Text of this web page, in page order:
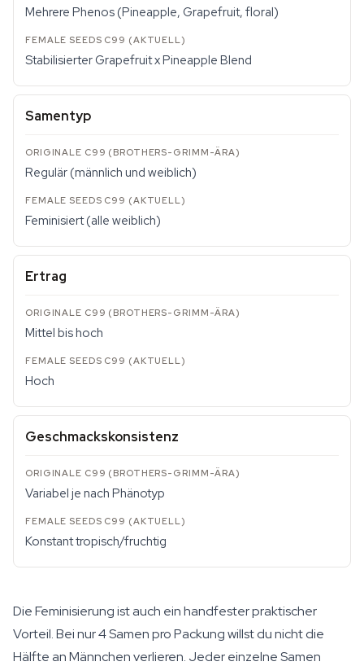
Mehrere Phenos (Pineapple, Grapefruit, floral)
Stabilisierter Grapefruit x Pineapple Blend
Samentyp
Regulär (männlich und weiblich)
Feminisiert (alle weiblich)
Ertrag
Mittel bis hoch
Hoch
Geschmackskonsistenz
Variabel je nach Phänotyp
Konstant tropisch/fruchtig
Die Feminisierung ist auch ein handfester praktischer
Vorteil. Bei nur 4 Samen pro Packung willst du nicht die
Hälfte an Männchen verlieren. Jeder einzelne Samen